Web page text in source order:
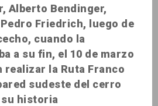
Alberto Bendinger,
Friedrich, luego de
cuando la
a su fin, el 10 de marzo
realizar la Ruta Franco
sudeste del cerro
su historia